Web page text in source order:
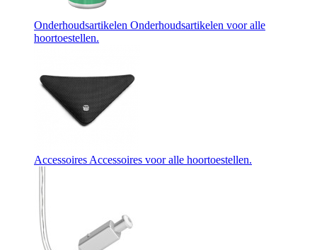
Onderhoudsartikelen Onderhoudsartikelen voor alle
hoortoestellen.
AccessoiresAccessoires voor alle hoortoestellen.